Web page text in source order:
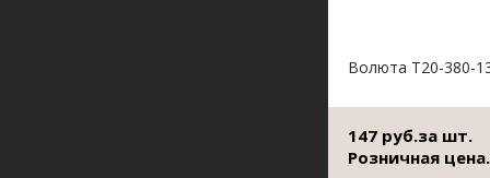
Волюта Т20-380-
147 руб.за шт.
Розничная цена.